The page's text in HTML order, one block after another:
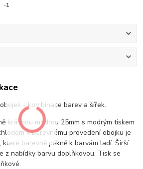
-1
- kombinace barev a šířek.
krásnou modrou 25mm s modrým tiskem
k barevnému provedení obojku je
barevně pěkně k barvám ladí. Širší
z nabídky barvu doplňkovou. Tisk se